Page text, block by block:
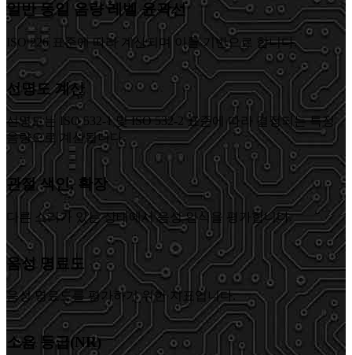
일반 동일 음량 레벨 윤곽선
ISO 226 표준에 따라 계산되며 이를 기반으로 합니다.
선명도 계산
선명도는 ISO 532-1 및 ISO 532-2 표준에 따라 결정되는 특정
음량으로 계산됩니다.
관절 색인, 확장
다른 소리가 있는 상태에서 음성 인식을 평가합니다.
음성 명료도
음성 명료도를 평가하기 위한 지표입니다.
소음 등급(NR)